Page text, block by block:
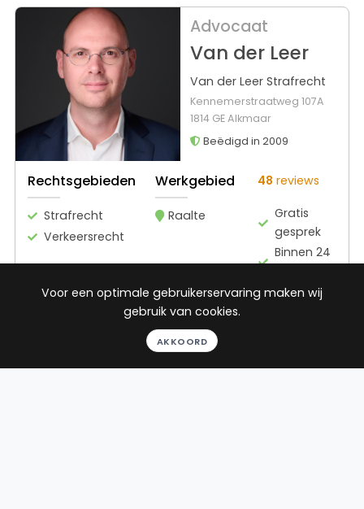
Advocaat
Van der Leer
Van der Leer Strafrecht
Kennemerstraatweg 107A
1814 GE Alkmaar
Beëdigd in 2009
Rechtsgebieden
Strafrecht
Verkeersrecht
Werkgebied
Raalte
48 reviews
Gratis
gesprek
Binnen 24
Geheel
Voor een optimale gebruikerservaring maken wij
gebruik van cookies.
AKKOORD